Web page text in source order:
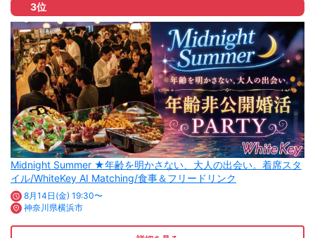
3位
Midnight Summer ★年齢を明かさない、大人の出会い。着席スタ
イル/WhiteKey AI Matching/食事＆フリードリンク
8月14日(金) 19:30〜
神奈川県横浜市